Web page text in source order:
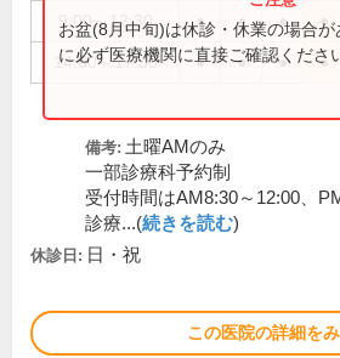
9:00～12:30 ● ● ● ●
14:00～17:30 ● ● ● ●
お盆(8月中旬)は休診・休業の場合
に必ず医療機関に直接ご確認くださ
備考: 土曜AMのみ
一部診療科予約制
受付時間はAM8:30～12:00、
診療...(続きを読む)
休診日: 日・祝
この医院の詳細を